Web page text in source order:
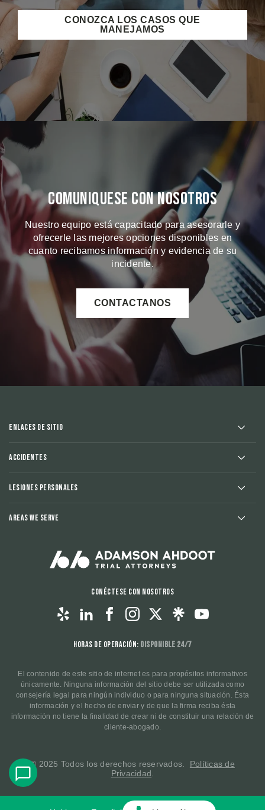
CONOZCA LOS CASOS QUE
MANEJAMOS
Comuniquese Con Nosotros
Nuestro equipo está capacitado para asesorarle y
ofrecerle las mejores opciones disponibles en
cuanto recibamos información y evidencia de su
incidente.
CONTACTANOS
Enlaces de sitio
Accidentes
Lesiones Personales
Areas We Serve
Conéctese con nosotros
Horas de operación: Disponible 24/7
El contenido de este sitio de internet es para propósitos informativos
únicamente. Ninguna información del sitio debe ser utilizada como
consejería legal para ningún individuo o para ninguna situación. Ésta
información y el hecho de enviar y de que la firma reciba ésta
información no tiene la finalidad de crear ni de constituir una relación de
cliente-abogado.
© 2025 Todos los derechos reservados. Políticas de
Privacidad